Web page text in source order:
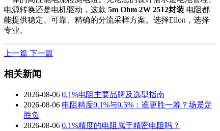
电源转换还是电机驱动，这款 5m Ohm 2W 2512封装 电阻都
能提供稳定、可靠、精确的分流采样方案。选择Ellon，选择
专业。
上一篇 下一篇
相关新闻
2026-08-06 0.1%电阻主要品牌及选型指南
2026-08-06 电阻精度0.1%与0.5%：谁更胜一筹？场景定
胜负
2026-08-06 0.1%精度的电阻属于精密电阻吗？